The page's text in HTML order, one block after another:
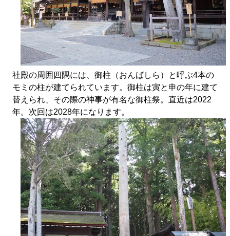
社殿の周囲四隅には、御柱（おんばしら）と呼ぶ4本の
モミの柱が建てられています。御柱は寅と申の年に建て
替えられ、その際の神事が有名な御柱祭。直近は2022
年。次回は2028年になります。